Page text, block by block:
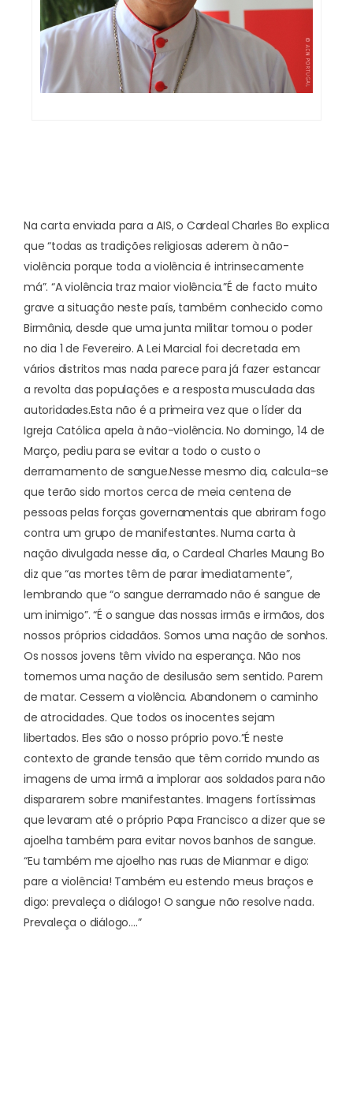
Na carta enviada para a AIS, o Cardeal Charles Bo explica
que “todas as tradições religiosas aderem à não-
violência porque toda a violência é intrinsecamente
má”. “A violência traz maior violência.”É de facto muito
grave a situação neste país, também conhecido como
Birmânia, desde que uma junta militar tomou o poder
no dia 1 de Fevereiro. A Lei Marcial foi decretada em
vários distritos mas nada parece para já fazer estancar
a revolta das populações e a resposta musculada das
autoridades.Esta não é a primeira vez que o líder da
Igreja Católica apela à não-violência. No domingo, 14 de
Março, pediu para se evitar a todo o custo o
derramamento de sangue.Nesse mesmo dia, calcula-se
que terão sido mortos cerca de meia centena de
pessoas pelas forças governamentais que abriram fogo
contra um grupo de manifestantes. Numa carta à
nação divulgada nesse dia, o Cardeal Charles Maung Bo
diz que “as mortes têm de parar imediatamente”,
lembrando que “o sangue derramado não é sangue de
um inimigo”. “É o sangue das nossas irmãs e irmãos, dos
nossos próprios cidadãos. Somos uma nação de sonhos.
Os nossos jovens têm vivido na esperança. Não nos
tornemos uma nação de desilusão sem sentido. Parem
de matar. Cessem a violência. Abandonem o caminho
de atrocidades. Que todos os inocentes sejam
libertados. Eles são o nosso próprio povo.”É neste
contexto de grande tensão que têm corrido mundo as
imagens de uma irmã a implorar aos soldados para não
dispararem sobre manifestantes. Imagens fortíssimas
que levaram até o próprio Papa Francisco a dizer que se
ajoelha também para evitar novos banhos de sangue.
“Eu também me ajoelho nas ruas de Mianmar e digo:
pare a violência! Também eu estendo meus braços e
digo: prevaleça o diálogo! O sangue não resolve nada.
Prevaleça o diálogo….”